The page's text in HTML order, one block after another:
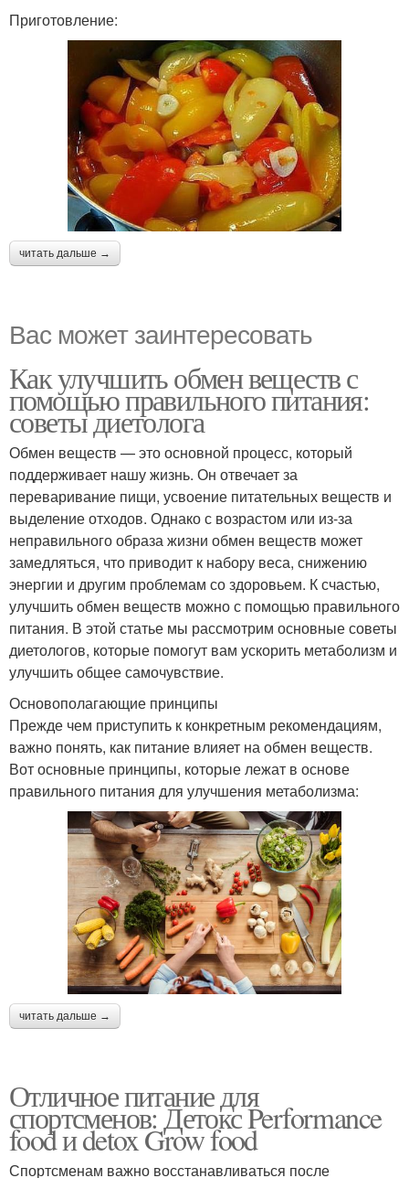
Приготовление:
читать дальше →
Вас может заинтересовать
Как улучшить обмен веществ с
помощью правильного питания:
советы диетолога
Обмен веществ — это основной процесс, который
поддерживает нашу жизнь. Он отвечает за
переваривание пищи, усвоение питательных веществ и
выделение отходов. Однако с возрастом или из-за
неправильного образа жизни обмен веществ может
замедляться, что приводит к набору веса, снижению
энергии и другим проблемам со здоровьем. К счастью,
улучшить обмен веществ можно с помощью правильного
питания. В этой статье мы рассмотрим основные советы
диетологов, которые помогут вам ускорить метаболизм и
улучшить общее самочувствие.
Основополагающие принципы
Прежде чем приступить к конкретным рекомендациям,
важно понять, как питание влияет на обмен веществ.
Вот основные принципы, которые лежат в основе
правильного питания для улучшения метаболизма:
читать дальше →
Отличное питание для
спортсменов: Детокс Performance
food и detox Grow food
Спортсменам важно восстанавливаться после